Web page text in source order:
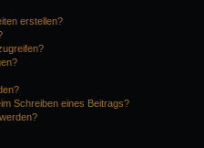
erstellen?
Schreiben eines Beitrags?